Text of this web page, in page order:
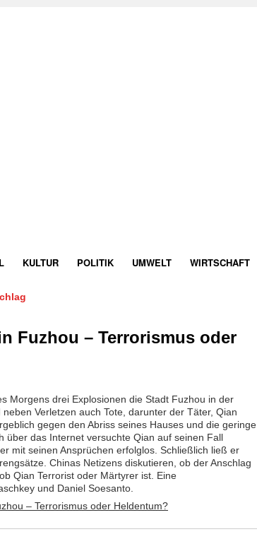
KULTUR POLITIK UMWELT WIRTSCHAFT
Fuzhou – Terrorismus oder
Morgens drei Explosionen die Stadt Fuzhou in der
Verletzen auch Tote, darunter der Täter, Qian
gegen den Abriss seines Hauses und die geringe
über das Internet versuchte Qian auf seinen Fall
mit seinen Ansprüchen erfolglos. Schließlich ließ er
Chinas Netizens diskutieren, ob der Anschlag
Qian Terrorist oder Märtyrer ist. Eine
und Daniel Soesanto.